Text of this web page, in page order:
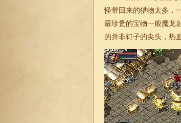
怪带回来的猎物太多，
最珍贵的宝物一般魔龙
的并非钉子的尖头，热